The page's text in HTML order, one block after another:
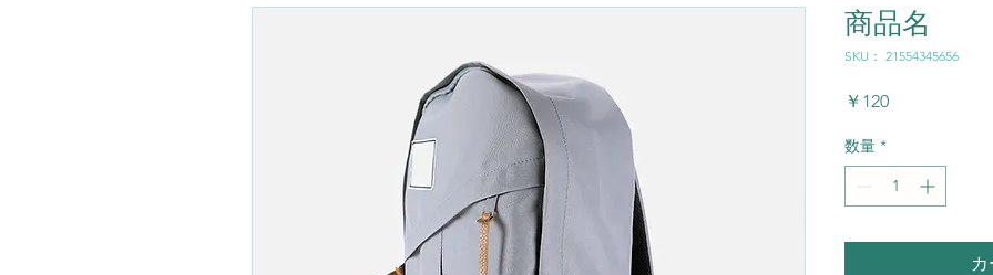
商品名
SKU： 21554345656
￥120価
数量 *